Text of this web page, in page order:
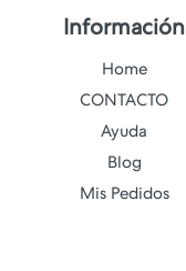
Información
Home
CONTACTO
Ayuda
Blog
Mis Pedidos